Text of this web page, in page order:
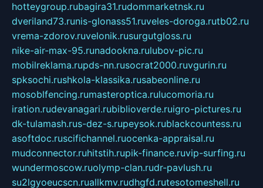
hotteygroup.rubagira31.rudommarketnsk.ru
dveriland73.runis-glonass51.ruveles-doroga.rutb02.ru
vrema-zdorov.ruvelonik.rusurgutgloss.ru
nike-air-max-95.runadookna.rulubov-pic.ru
mobilreklama.rupds-nn.rusocrat2000.ruvgurin.ru
spksochi.rushkola-klassika.rusabeonline.ru
mosoblfencing.rumasteroptica.rulucomoria.ru
iration.rudevanagari.rubiblioverde.ruigro-pictures.ru
dk-tulamash.rus-dez-s.rupeysok.rublackcountess.ru
asoftdoc.ruscifichannel.ruocenka-appraisal.ru
mudconnector.ruhitstih.rupik-finance.ruvip-surfing.ru
wundermoscow.ruolymp-clan.rudr-pavlush.ru
su2lgyoeucscn.ruallkmv.rudhgfd.rutesotomeshell.ru